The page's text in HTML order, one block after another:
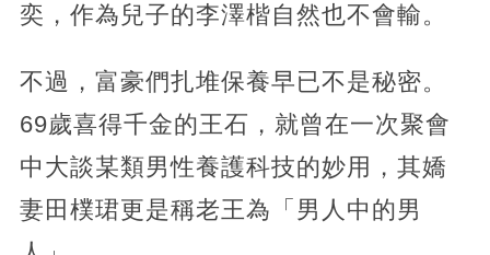
奕，作為兒子的李澤楷自然也不會輸。
不過，富豪們扎堆保養早已不是秘密。
69歲喜得千金的王石，就曾在一次聚會
中大談某類男性養護科技的妙用，其嬌
妻田樸珺更是稱老王為「男人中的男